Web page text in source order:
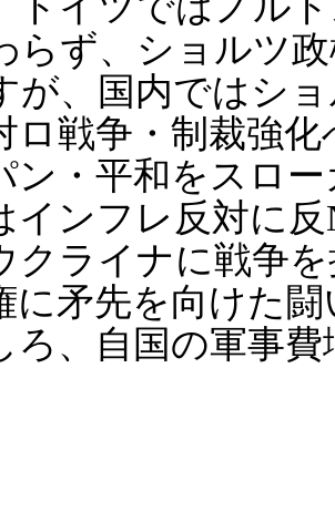
らず、ショルツ
が、国内ではシ
ロ戦争・制裁強
ン・平和をスロ
インフレ反対に
クライナに戦争
に矛先を向けた
ろ、自国の軍事